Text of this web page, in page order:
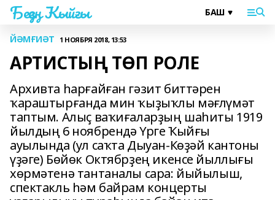
Беҙҙең Ҡыйғы
ЙӘМҒИӘТ 1 НОЯБРЯ 2018, 13:53
АРТИСТЫҢ ТӨП РОЛЕ
Архивта һарғайған гәзит биттәрен
ҡараштырғанда мин ҡыҙыҡлы мәғлүмәт
таптым. Алыҫ ваҡиғаларҙың шаһиты 1919
йылдың 6 ноябрендә Үрге Ҡыйғы
ауылында (ул саҡта Дыуан-Көҙәй кантоны
үҙәге) Бөйөк Октябрҙең икенсе йыллығы
хөрмәтенә тантаналы сара: йыйылыш,
спектакль һәм байрам концерты